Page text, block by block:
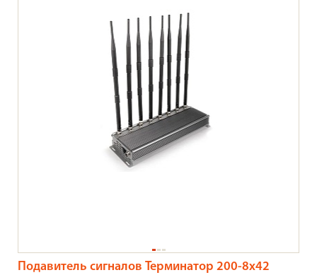
Подавитель сигналов Терминатор 200-8х42